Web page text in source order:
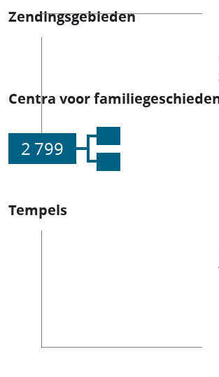
Zendingsgebieden
Centra voor
2 799
Tempels